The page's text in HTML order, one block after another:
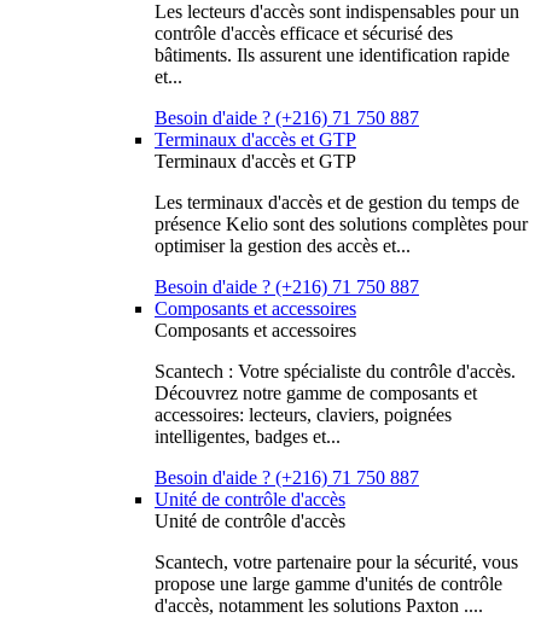
Les lecteurs d'accès sont indispensables pour un
contrôle d'accès efficace et sécurisé des
bâtiments. Ils assurent une identification rapide
et...
Besoin d'aide ? (+216) 71 750 887
Terminaux d'accès et GTP
Terminaux d'accès et GTP
Les terminaux d'accès et de gestion du temps de
présence Kelio sont des solutions complètes pour
optimiser la gestion des accès et...
Besoin d'aide ? (+216) 71 750 887
Composants et accessoires
Composants et accessoires
Scantech : Votre spécialiste du contrôle d'accès.
Découvrez notre gamme de composants et
accessoires: lecteurs, claviers, poignées
intelligentes, badges et...
Besoin d'aide ? (+216) 71 750 887
Unité de contrôle d'accès
Unité de contrôle d'accès
Scantech, votre partenaire pour la sécurité, vous
propose une large gamme d'unités de contrôle
d'accès, notamment les solutions Paxton ....